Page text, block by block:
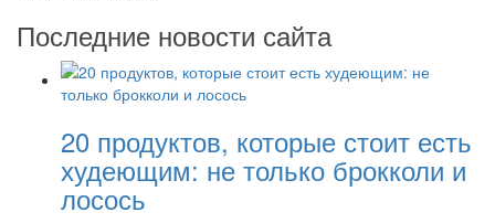
Последние новости сайта
20 продуктов, которые стоит есть
худеющим: не только брокколи и
лосось